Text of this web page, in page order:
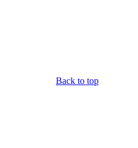
Back to top